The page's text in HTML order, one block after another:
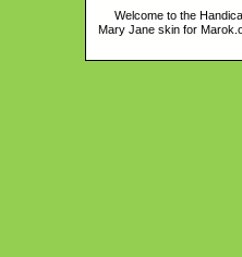
Welcome to the
Mary Jane skin for